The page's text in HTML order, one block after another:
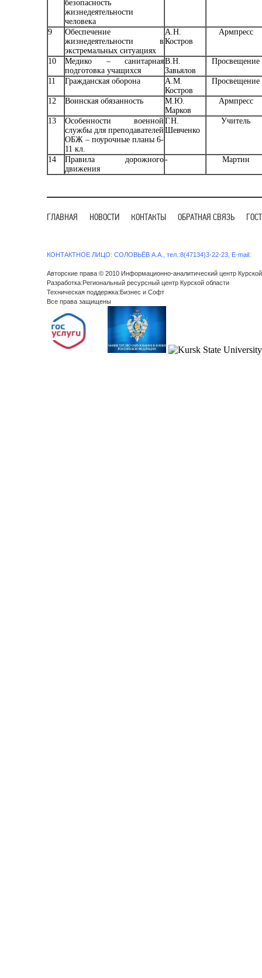
безопасность
жизнедеятельности
человека
9
Обеспечение
жизнедеятельности в
экстремальных ситуациях
А.Н.
Костров
Армпресс
10
Медико – санитарная
подготовка учащихся
В.Н.
Завьялов
Просвещение
11 Гражданская оборона
А.М.
Костров
Просвещение
12 Воинская обязанность
М.Ю.
Марков
Армпресс
13
Особенности военной
службы для преподавателей
ОБЖ – поурочные планы 6-
11 кл.
Г.Н.
Шевченко
Учитель
14
Правила дорожного
движения
- Мартин
ГЛАВНАЯ НОВОСТИ КОНТАКТЫ ОБРАТНАЯ СВЯЗЬ
КОНТАКТНОЕ ЛИЦО: СОЛОВЬЁВ А.А., тел.:8(47134)3-22-23, E-mail:
Авторские права © 2010 Информационно-аналитический центр
Разработка:Региональный ресурсный центр Курской области
Техническая поддержка:Бизнес и Софт
Все права защищены